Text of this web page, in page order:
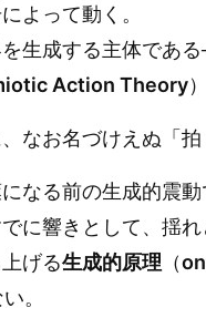
よって動く。
生成する主体であ
Action Theory
なお名づけえぬ「拍
なる前の生成的震動
に響きとして、揺れ
げる生成的原理 （
。